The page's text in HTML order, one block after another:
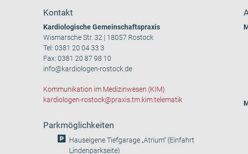
Kontakt
Kardiologische Gemeinschaftspraxis
Wismarsche Str. 32 | 18057 Rostock
Tel:0381 20 04 33 3
Fax: 0381 20 87 98 10
info@kardiologen-rostock.de
Kommunikation im Medizinwesen (KIM)
kardiologen-rostock@praxis.tm.kim.telematik
Parkmöglichkeiten
Hauseigene Tiefgarage „Atrium“ (Einfahrt
Lindenparkseite)